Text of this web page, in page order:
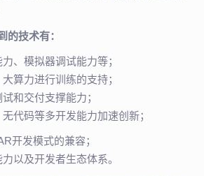
的技术有：
、模拟器调试能力等；
算力进行训练的支持；
和交付支撑能力；
代码等多开发能力加速创新；
开发模式的兼容；
以及开发者生态体系。